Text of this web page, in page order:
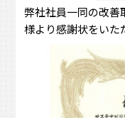
弊社社員一同の改善
様より感謝状をいた